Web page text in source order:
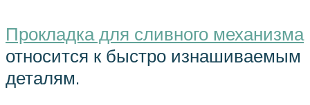
Прокладка для сливного механизма
относится к быстро изнашиваемым
деталям.